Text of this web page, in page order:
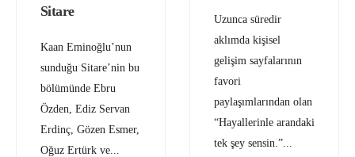
Uzunca süredir
aklımda kişisel
gelişim sayfalarının
favori
paylaşımlarından olan
“Hayallerinle arandaki
tek şey sensin.”
Sitare
Kaan Eminoğlu’nun
sunduğu Sitare’nin bu
bölümünde Ebru
Özden, Ediz Servan
Erdinç, Gözen Esmer,
Oğuz Ertürk ve